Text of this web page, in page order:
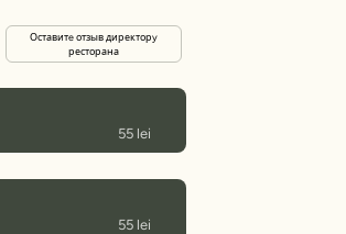
Оставитe отзыв директорy
ресторана
55 lei
55 lei